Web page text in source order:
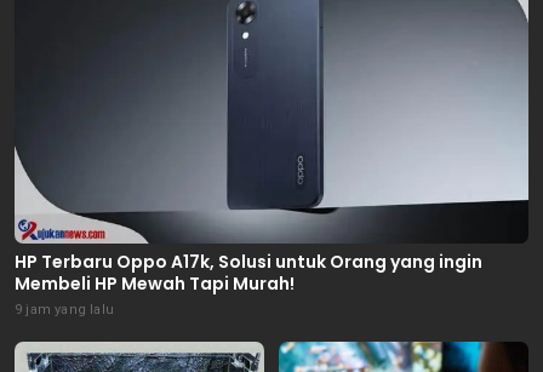
HP Terbaru Oppo A17k, Solusi untuk Orang yang ingin
Membeli HP Mewah Tapi Murah!
9 jam yang lalu